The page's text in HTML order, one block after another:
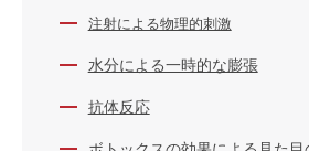
注射による物理的刺激
水分による一時的な膨張
抗体反応